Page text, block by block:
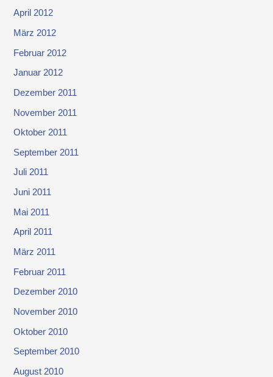
April 2012
März 2012
Februar 2012
Januar 2012
Dezember 2011
November 2011
Oktober 2011
September 2011
Juli 2011
Juni 2011
Mai 2011
April 2011
März 2011
Februar 2011
Dezember 2010
November 2010
Oktober 2010
September 2010
August 2010